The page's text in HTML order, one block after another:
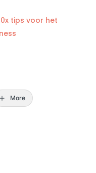
10x tips voor het
More